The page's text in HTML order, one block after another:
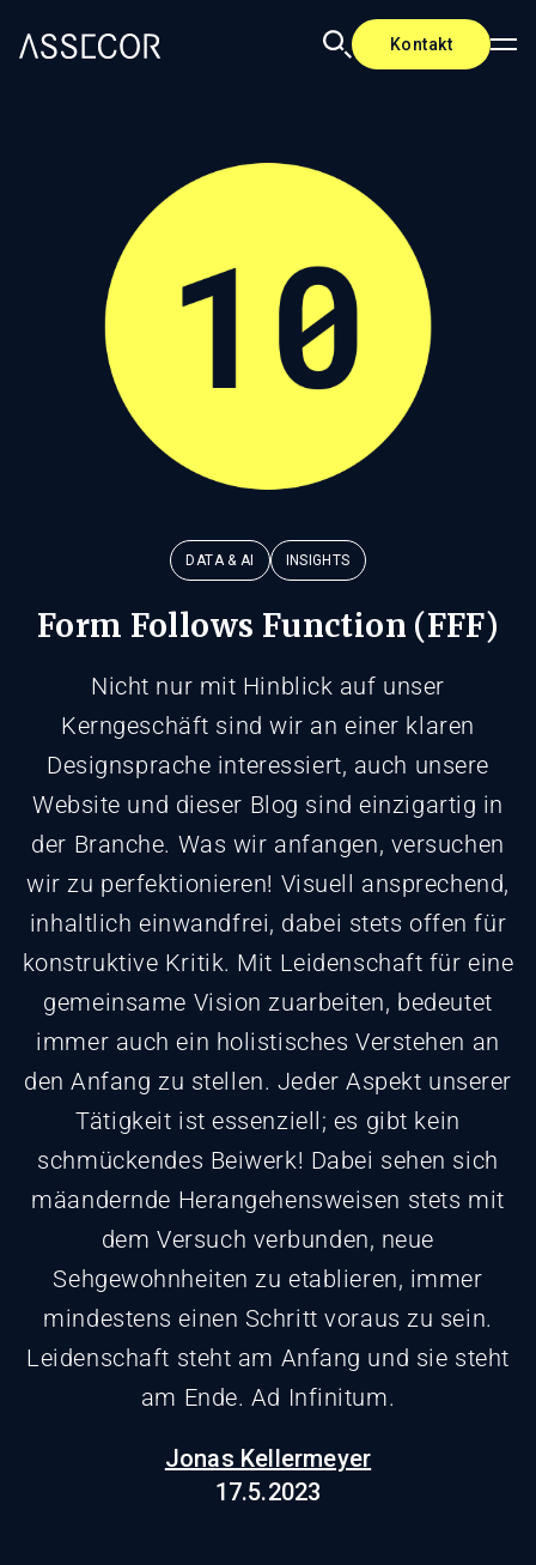
Kontakt
DATA & AI INSIGHTS
Form Follows Function (FFF)
Nicht nur mit Hinblick auf unser
Kerngeschäft sind wir an einer klaren
Designsprache interessiert, auch unsere
Website und dieser Blog sind einzigartig in
der Branche. Was wir anfangen, versuchen
wir zu perfektionieren! Visuell ansprechend,
inhaltlich einwandfrei, dabei stets offen für
konstruktive Kritik. Mit Leidenschaft für eine
gemeinsame Vision zuarbeiten, bedeutet
immer auch ein holistisches Verstehen an
den Anfang zu stellen. Jeder Aspekt unserer
Tätigkeit ist essenziell; es gibt kein
schmückendes Beiwerk! Dabei sehen sich
mäandernde Herangehensweisen stets mit
dem Versuch verbunden, neue
Sehgewohnheiten zu etablieren, immer
mindestens einen Schritt voraus zu sein.
Leidenschaft steht am Anfang und sie steht
am Ende. Ad Infinitum.
Jonas Kellermeyer
17.5.2023